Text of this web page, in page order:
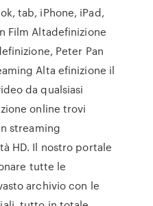
tab, iPhone, iPad,
Film Altadefinizione
Peter Pan
Alta efinizione il
da qualsiasi
online trovi
streaming
HD. Il nostro portale
tutte le
archivio con le